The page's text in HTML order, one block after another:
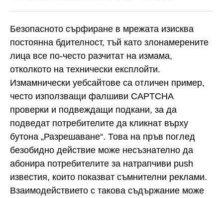
Безопасното сърфиране в мрежата изисква
постоянна бдителност, тъй като злонамерените
лица все по-често разчитат на измама,
отколкото на технически експлойти.
Измамнически уебсайтове са отличен пример,
често използващи фалшиви CAPTCHA
проверки и подвеждащи подкани, за да
подведат потребителите да кликнат върху
бутона „Разрешаване“. Това на пръв поглед
безобидно действие може несъзнателно да
абонира потребителите за натрапчиви push
известия, които показват съмнителни реклами.
Взаимодействието с такова съдържание може